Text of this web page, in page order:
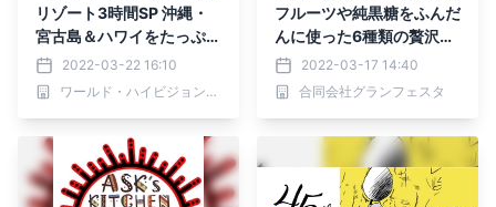
リゾート3時間SP 沖縄・
宮古島＆ハワイをたっぷり
巡っちゃいました！ 3月2
8日（月）よる7時～BS12
で放送
2022-03-22 16:10
ワールド・ハイビジョン・チャンネル株式会社
フルーツや純黒糖をふんだ
んに使った6種類の贅沢バ
ターサンド
2022-03-17 14:40
合同会社グランフェスタ